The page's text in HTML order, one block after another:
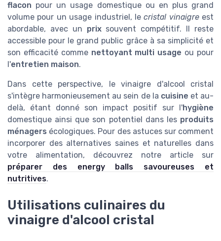
flacon pour un usage domestique ou en plus grand
volume pour un usage industriel, lecristal vinaigreest
abordable, avec un prixsouvent compétitif. Il reste
accessible pour le grand public grâce à sa simplicité et
son efficacité comme nettoyant multi usage ou pour
l'entretien maison.
Dans cette perspective, le vinaigre d'alcool cristal
s'intègre harmonieusement au sein de la cuisine et au-
delà, étant donné son impact positif sur l'hygiène
domestique ainsi que son potentiel dans les produits
ménagers écologiques. Pour des astuces sur comment
incorporer des alternatives saines et naturelles dans
votre alimentation, découvrez notre article sur
préparer des energy balls savoureuses et
nutritives.
Utilisations culinaires du
vinaigre d'alcool cristal